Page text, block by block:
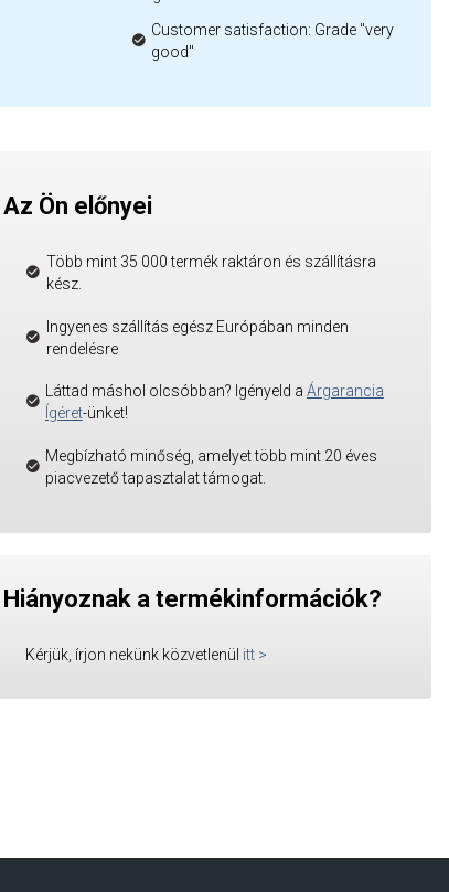
Customer satisfaction: Grade "very
good"
Az Ön előnyei
Több mint 35 000 termék raktáron és szállításra
kész.
Ingyenes szállítás egész Európában minden
rendelésre
Láttad máshol olcsóbban? Igényeld a Árgarancia
Ígéret-ünket!
Megbízható minőség, amelyet több mint 20 éves
piacvezető tapasztalat támogat.
Hiányoznak a termékinformációk?
Kérjük, írjon nekünk közvetlenül itt >